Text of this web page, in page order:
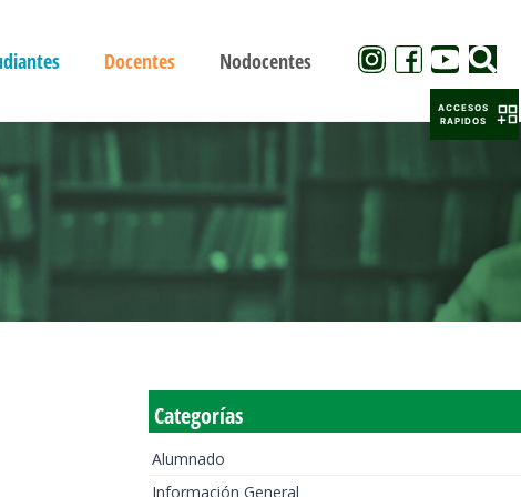
Docentes Nodocentes
Categorías
Alumnado
Información General
ACCESOS
RAPIDOS